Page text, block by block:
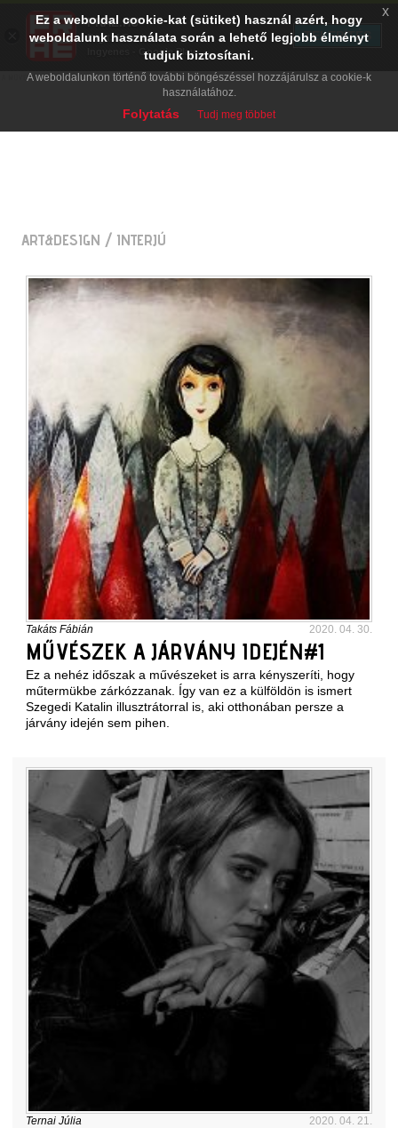
ART&DESIGN / INTERJÚ
Takáts Fábián 2020. 04. 30.
MŰVÉSZEK A JÁRVÁNY IDEJÉN#1
Ez a nehéz időszak a művészeket is arra kényszeríti, hogy
műtermükbe zárkózzanak. Így van ez a külföldön is ismert
Szegedi Katalin illusztrátorral is, aki otthonában persze a
járvány idején sem pihen.
Ternai Júlia 2020. 04. 21.
Ez a weboldal cookie-kat (sütiket) használ azért, hogy
weboldalunk használata során a lehető legjobb élményt
tudjuk biztosítani.
A weboldalunkon történő további böngészéssel hozzájárulsz a cookie-k
használatához.
Folytatás Tudj meg többet
x
PRAE.HU
Digital Evolution
Ingyenes - Google Play
TELEPÍTÉS